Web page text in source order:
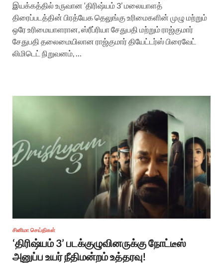
இயக்கத்தில் உருவான ‘திரிஷ்யம் 3’ மலையாளத்
திரைப்படத்தின் பிரத்யேக தெலுங்கு உரிமைகளின் முழு மற்றும்
ஒரே உரிமையாளரான, ஸ்ரீப்ரியா சேதுபதி மற்றும் ராஜ்குமார்
சேதுபதி தலைமையிலான ராஜ்குமார் தியேட்டர்ஸ் பிரைவேட்
லிமிடெட் நிறுவனம், …
சினிமா செய்திகள்
‘திரிஷ்யம் 3’ படக்குழுவினருக்கு நோட்டீஸ்
அனுப்ப உயர் நீதிமன்றம் உத்தரவு!